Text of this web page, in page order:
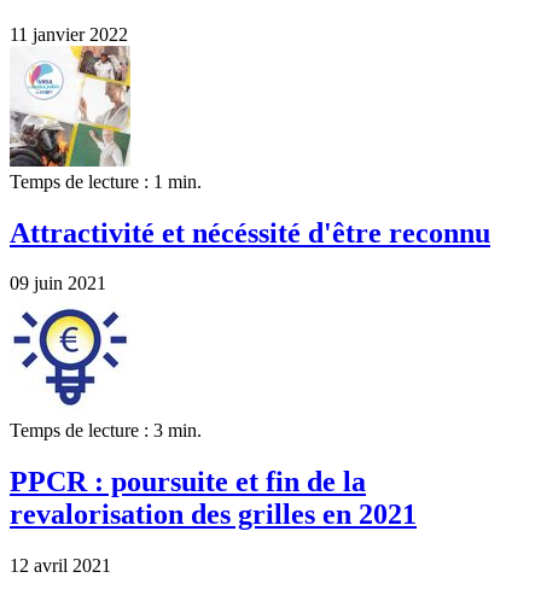
11 janvier 2022
Temps de lecture : 1 min.
Attractivité et nécéssité d'être reconnu
09 juin 2021
Temps de lecture : 3 min.
PPCR : poursuite et fin de la
revalorisation des grilles en 2021
12 avril 2021